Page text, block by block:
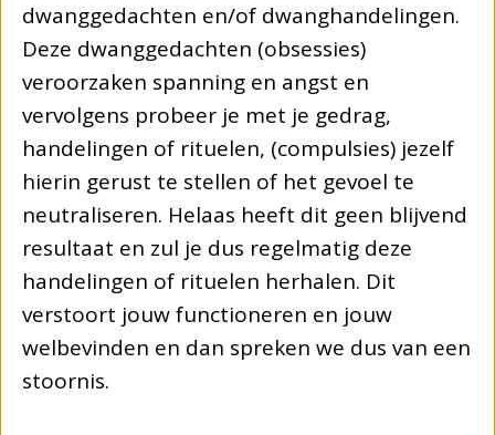
dwanggedachten en/of dwanghandelingen.
Deze dwanggedachten (obsessies)
veroorzaken spanning en angst en
vervolgens probeer je met je gedrag,
handelingen of rituelen, (compulsies) jezelf
hierin gerust te stellen of het gevoel te
neutraliseren. Helaas heeft dit geen blijvend
resultaat en zul je dus regelmatig deze
handelingen of rituelen herhalen. Dit
verstoort jouw functioneren en jouw
welbevinden en dan spreken we dus van een
stoornis.